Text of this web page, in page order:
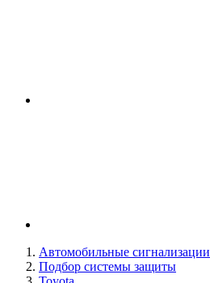
Автомобильные сигнализации
Подбор системы защиты